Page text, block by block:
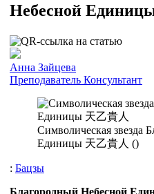
Небесной
Анна Зайцева
Преподаватель Консультант
Символическая звезда
Единицы 天乙貴人 ()
: Бацзы
Благородный Небесной